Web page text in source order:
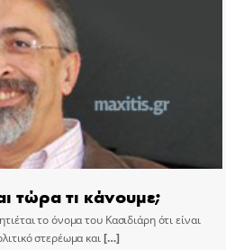
τώρα τι κάνουμε;
το όνομα του Κασιδιάρη ότι είναι
στερέωμα και[…]